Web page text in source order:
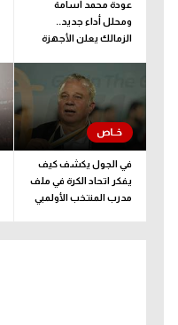
عودة محمد أسامة
ومحلل أداء جديد..
الزمالك يعلن الأجهزة
في الجول يكشف كيف
يفكر اتحاد الكرة في ملف
مدرب المنتخب الأولمبي